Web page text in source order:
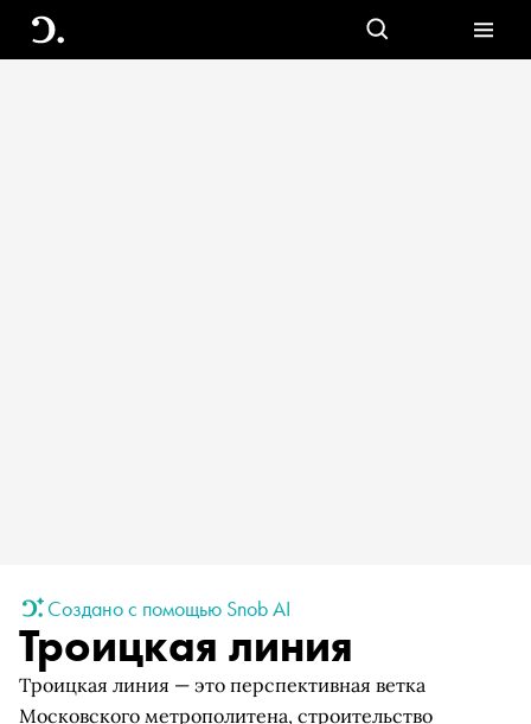
Создано с помощью Snob AI
Троицкая линия
Троицкая линия — это перспективная ветка
Московского метрополитена, строительство